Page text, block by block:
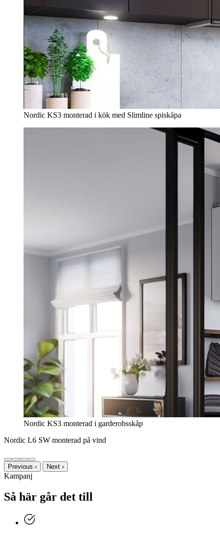
Nordic KS3 monterad i kök med Slimline spiskåpa
Nordic KS3 monterad i garderobsskåp
Nordic L6 SW monterad på vind
Previous ‹ Next ›
Kampanj
Så här går det till